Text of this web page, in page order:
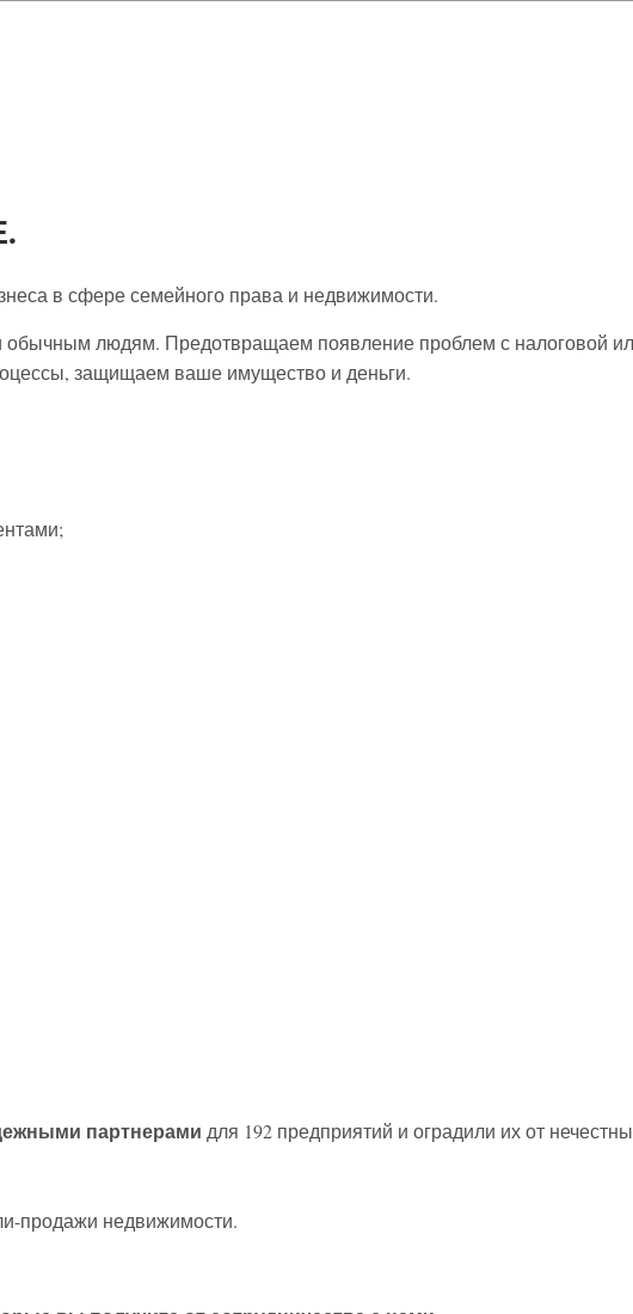
в сфере семейного права и недвижимости.
людям. Предотвращаем появление проблем с налоговой
защищаем ваше имущество и деньги.
партнерами для 192 предприятий и оградили их от
продажи недвижимости.